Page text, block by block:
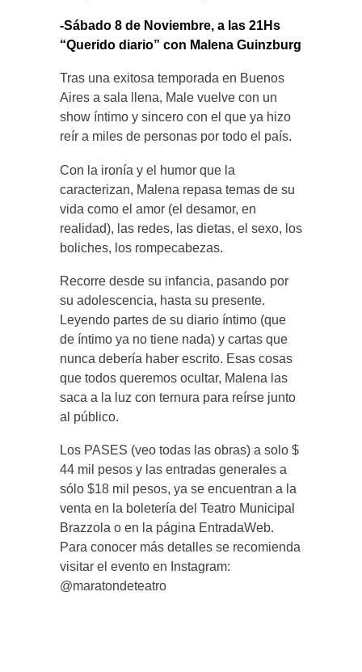
-Sábado 8 de Noviembre, a las 21Hs
“Querido diario” con Malena Guinzburg
Tras una exitosa temporada en Buenos
Aires a sala llena, Male vuelve con un
show íntimo y sincero con el que ya hizo
reír a miles de personas por todo el país.
Con la ironía y el humor que la
caracterizan, Malena repasa temas de su
vida como el amor (el desamor, en
realidad), las redes, las dietas, el sexo, los
boliches, los rompecabezas.
Recorre desde su infancia, pasando por
su adolescencia, hasta su presente.
Leyendo partes de su diario íntimo (que
de íntimo ya no tiene nada) y cartas que
nunca debería haber escrito. Esas cosas
que todos queremos ocultar, Malena las
saca a la luz con ternura para reírse junto
al público.
Los PASES (veo todas las obras) a solo $
44 mil pesos y las entradas generales a
sólo $18 mil pesos, ya se encuentran a la
venta en la boletería del Teatro Municipal
Brazzola o en la página EntradaWeb.
Para conocer más detalles se recomienda
visitar el evento en Instagram:
@maratondeteatro